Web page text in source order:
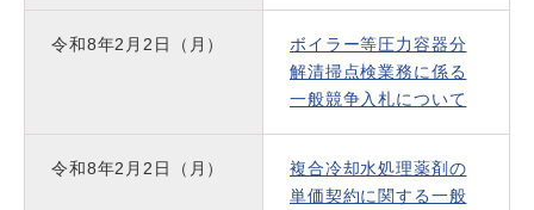
令和8年2月2日（月）
ボイラー等圧力容器分
解清掃点検業務に係る
一般競争入札について
令和8年2月2日（月）
複合冷却水処理薬剤の
単価契約に関する一般